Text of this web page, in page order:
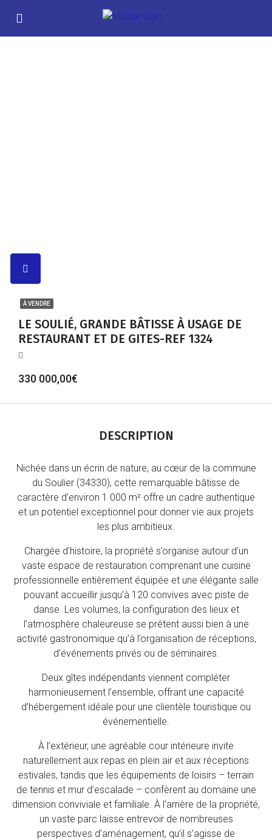
À VENDRE
LE SOULIÉ, GRANDE BÂTISSE À USAGE DE
RESTAURANT ET DE GITES-REF 1324
330 000,00€
DESCRIPTION
Nichée dans un écrin de nature, au cœur de la commune
du Soulier (34330), cette remarquable bâtisse de
caractère d’environ 1 000 m² offre un cadre authentique
et un potentiel exceptionnel pour donner vie aux projets
les plus ambitieux.
Chargée d’histoire, la propriété s’organise autour d’un
vaste espace de restauration comprenant une cuisine
professionnelle entièrement équipée et une élégante salle
pouvant accueillir jusqu’à 120 convives avec piste de
danse. Les volumes, la configuration des lieux et
l’atmosphère chaleureuse se prêtent aussi bien à une
activité gastronomique qu’à l’organisation de réceptions,
d’événements privés ou de séminaires.
Deux gîtes indépendants viennent compléter
harmonieusement l’ensemble, offrant une capacité
d’hébergement idéale pour une clientèle touristique ou
événementielle.
À l’extérieur, une agréable cour intérieure invite
naturellement aux repas en plein air et aux réceptions
estivales, tandis que les équipements de loisirs – terrain
de tennis et mur d’escalade – confèrent au domaine une
dimension conviviale et familiale. À l’arrière de la propriété,
un vaste parc laisse entrevoir de nombreuses
perspectives d’aménagement, qu’il s’agisse de